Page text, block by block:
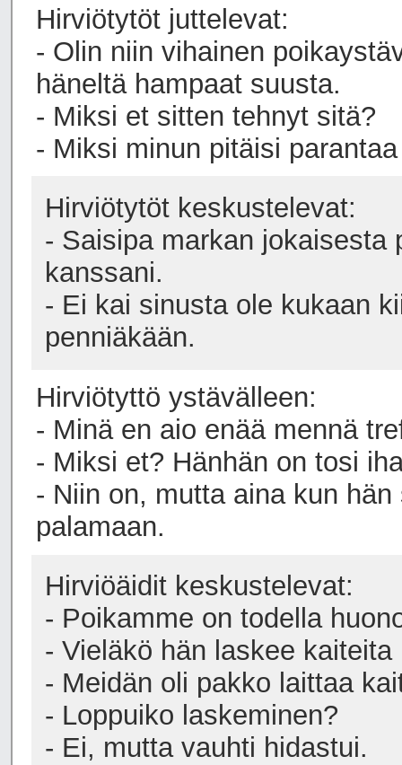
Hirviötytöt juttelevat:
- Olin niin vihainen
häneltä hampaat suusta.
- Miksi et sitten tehnyt sitä?
- Miksi minun pitäisi
Hirviötytöt keskustelevat:
- Saisipa markan jokaisesta
kanssani.
- Ei kai sinusta ole kukaan
penniäkään.
Hirviötyttö ystävälleen:
- Minä en aio enää mennä
- Miksi et? Hänhän on tosi
- Niin on, mutta aina kun
palamaan.
Hirviöäidit keskustelevat:
- Poikamme on todella
- Vieläkö hän laskee
- Meidän oli pakko laittaa
- Loppuiko laskeminen?
- Ei, mutta vauhti hidastui.